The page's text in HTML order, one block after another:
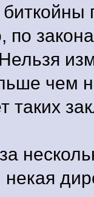
по
чем
таких